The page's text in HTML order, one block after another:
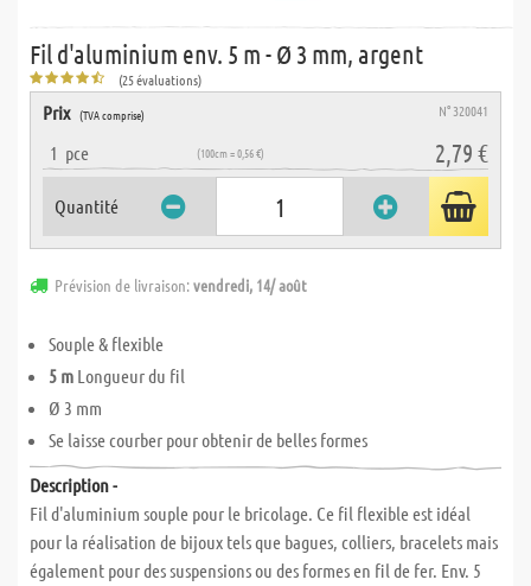
Fil d'aluminium env. 5 m - Ø 3 mm, argent
(25 évaluations)
Prix (TVA comprise) N° 320041
1 pce (100cm = 0,56 €) 2,79 €
Quantité
Prévision de livraison:vendredi, 14/ août
Souple & flexible
5 m Longueur du fil
Ø 3 mm
Se laisse courber pour obtenir de belles formes
Description -
Fil d'aluminium souple pour le bricolage. Ce fil flexible est idéal
pour la réalisation de bijoux tels que bagues, colliers, bracelets mais
également pour des suspensions ou des formes en fil de fer. Env. 5